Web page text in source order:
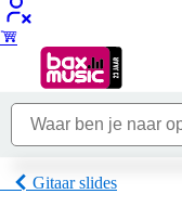
Gitaar slides